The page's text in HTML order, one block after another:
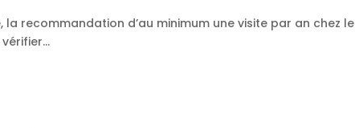
recommandation d’au minimum une visite par an chez le